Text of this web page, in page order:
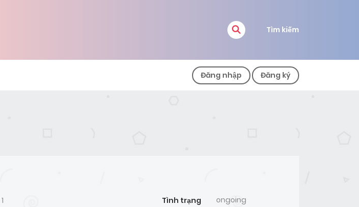
Tìm kiếm
Đăng nhập Đăng ký
1
Tình trạng ongoing